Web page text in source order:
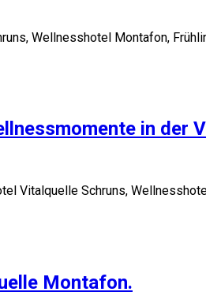
Wellnesshotel Montafon,
in der
Vitalquelle Schruns,
Montafon.